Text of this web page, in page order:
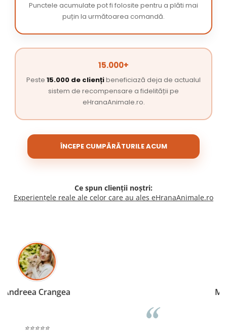
Punctele acumulate pot fi folosite pentru a plăti mai
puțin la următoarea comandă.
15.000+
Peste 15.000 de cliențibeneficiază deja de actualul
sistem de recompensare a fidelității pe
eHranaAnimale.ro.
ÎNCEPE CUMPĂRĂTURILE ACUM
Ce spun clienții noștri:
Experiențele reale ale celor care au ales eHranaAnimale.ro